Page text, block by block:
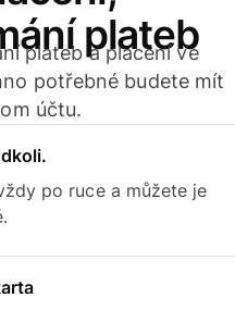
plateb
plateb a placení ve
potřebné budete mít
účtu.
po ruce a můžete je